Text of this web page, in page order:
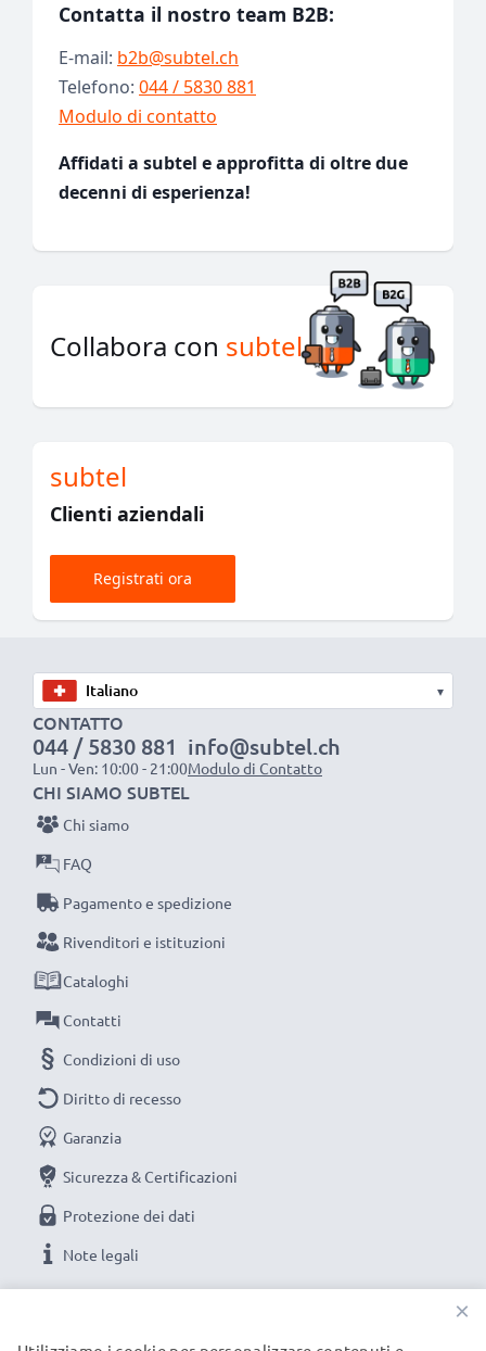
Contatta il nostro team B2B:
E-mail: b2b@subtel.ch
Telefono: 044 / 5830 881
Modulo di contatto
Affidati a subtel e approfitta di oltre due
decenni di esperienza!
Collabora con subtel
subtel
Clienti aziendali
Registrati ora
▾
CONTATTO
044 / 5830 881
Lun - Ven: 10:00 - 21:00
info@subtel.ch
Modulo di Contatto
CHI SIAMO SUBTEL
Chi siamo
FAQ
Pagamento e spedizione
Rivenditori e istituzioni
Cataloghi
Contatti
Condizioni di uso
Diritto di recesso
Garanzia
Sicurezza & Certificazioni
Protezione dei dati
Note legali
×